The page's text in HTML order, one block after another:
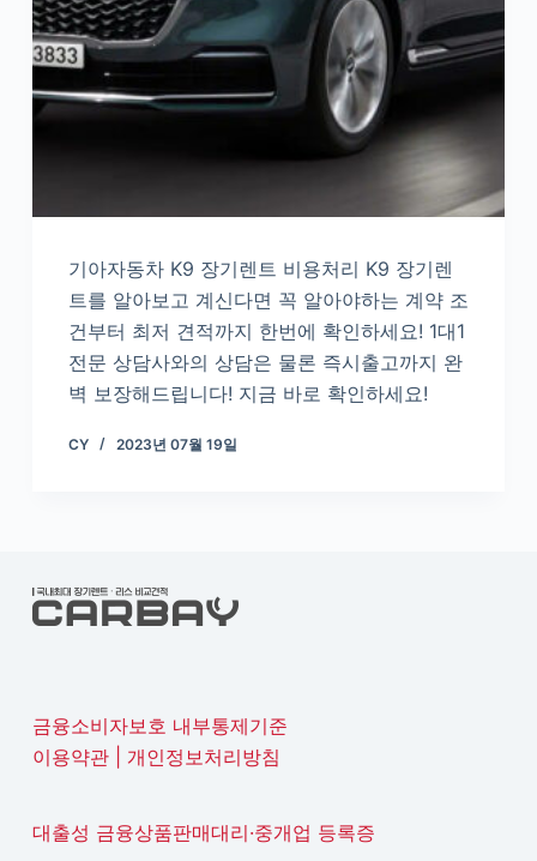
기아자동차 K9 장기렌트 비용처리 K9 장기렌
트를 알아보고 계신다면 꼭 알아야하는 계약 조
건부터 최저 견적까지 한번에 확인하세요! 1대1
전문 상담사와의 상담은 물론 즉시출고까지 완
벽 보장해드립니다! 지금 바로 확인하세요!
CY 2023년 07월 19일
금융소비자보호 내부통제기준
이용약관| 개인정보처리방침
대출성 금융상품판매대리·중개업 등록증